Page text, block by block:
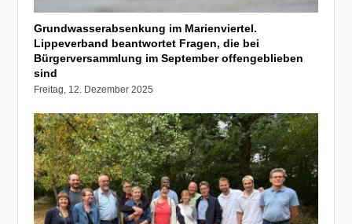
Grundwasserabsenkung im Marienviertel.
Lippeverband beantwortet Fragen, die bei
Bürgerversammlung im September offengeblieben
sind
Freitag, 12. Dezember 2025